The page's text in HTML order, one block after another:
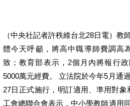
（中央社記者許秩維台北28日電）教
體今天呼籲，將高中職導師費調高
致；教育部表示，2個月內將報行
5000萬元經費。 立法院於今年5月通
27日正式施行，明訂適用、準用對
工會總聯合會表示，中小學教師適用